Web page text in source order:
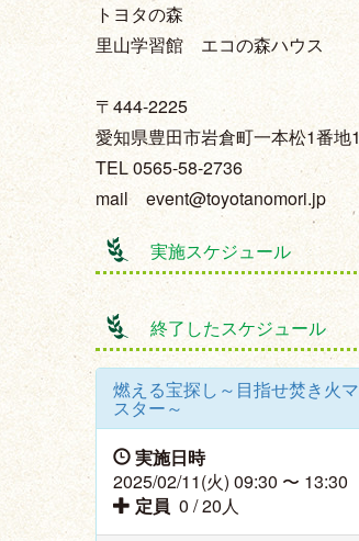
トヨタの森
里山学習館 エコの森ハウス
〒444-2225
愛知県豊田市岩倉町一本松1番地1
TEL 0565-58-2736
mail event@toyotanomori.jp
実施スケジュール
終了したスケジュール
燃える宝探し～目指せ焚き火マ
スター～
実施日時
2025/02/11(火) 09:30 〜 13:30
定員 0 / 20人